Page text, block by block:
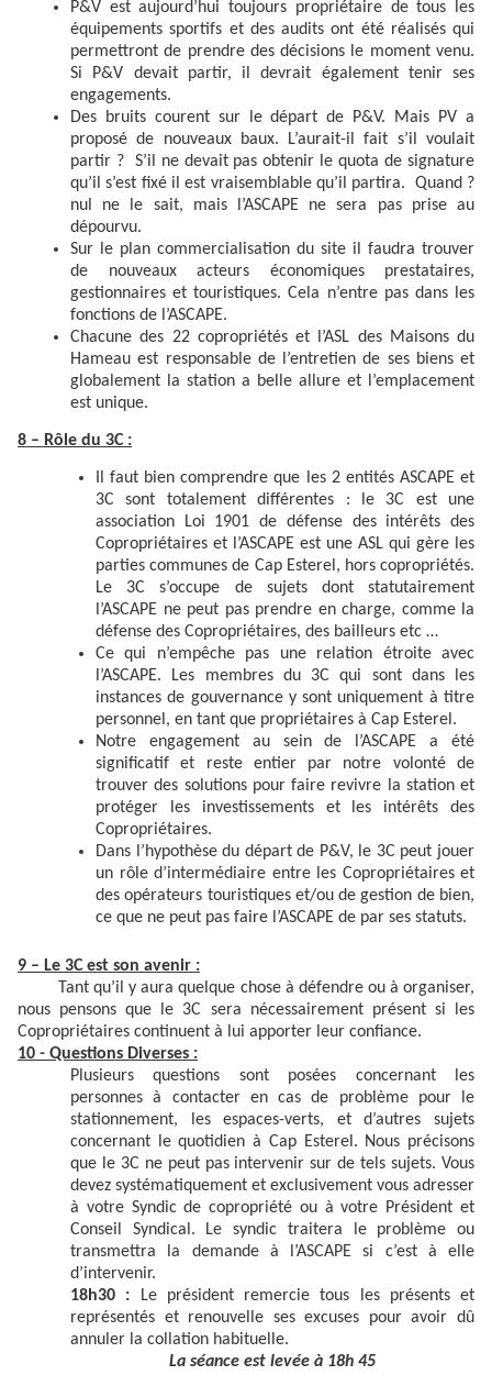
P&V est aujourd’hui toujours propriétaire de tous les
équipements sportifs et des audits ont été réalisés qui
permettront de prendre des décisions le moment venu.
Si P&V devait partir, il devrait également tenir ses
engagements.
Des bruits courent sur le départ de P&V. Mais PV a
proposé de nouveaux baux. L’aurait-il fait s’il voulait
partir ? S’il ne devait pas obtenir le quota de signature
qu’il s’est fixé il est vraisemblable qu’il partira. Quand ?
nul ne le sait, mais l’ASCAPE ne sera pas prise au
dépourvu.
Sur le plan commercialisation du site il faudra trouver
de nouveaux acteurs économiques prestataires,
gestionnaires et touristiques. Cela n’entre pas dans les
fonctions de l’ASCAPE.
Chacune des 22 copropriétés et l’ASL des Maisons du
Hameau est responsable de l’entretien de ses biens et
globalement la station a belle allure et l’emplacement
est unique.
8 – Rôle du 3C :
Il faut bien comprendre que les 2 entités ASCAPE et
3C sont totalement différentes : le 3C est une
association Loi 1901 de défense des intérêts des
Copropriétaires et l’ASCAPE est une ASL qui gère les
parties communes de Cap Esterel, hors copropriétés.
Le 3C s’occupe de sujets dont statutairement
l’ASCAPE ne peut pas prendre en charge, comme la
défense des Copropriétaires, des bailleurs etc …
Ce qui n’empêche pas une relation étroite avec
l’ASCAPE. Les membres du 3C qui sont dans les
instances de gouvernance y sont uniquement à titre
personnel, en tant que propriétaires à Cap Esterel.
Notre engagement au sein de l’ASCAPE a été
significatif et reste entier par notre volonté de
trouver des solutions pour faire revivre la station et
protéger les investissements et les intérêts des
Copropriétaires.
Dans l’hypothèse du départ de P&V, le 3C peut jouer
un rôle d’intermédiaire entre les Copropriétaires et
des opérateurs touristiques et/ou de gestion de bien,
ce que ne peut pas faire l’ASCAPE de par ses statuts.
9 – Le 3C est son avenir :
Tant qu’il y aura quelque chose à défendre ou à organiser,
nous pensons que le 3C sera nécessairement présent si les
Copropriétaires continuent à lui apporter leur confiance.
10 - Questions Diverses :
Plusieurs questions sont posées concernant les
personnes à contacter en cas de problème pour le
stationnement, les espaces-verts, et d’autres sujets
concernant le quotidien à Cap Esterel. Nous précisons
que le 3C ne peut pas intervenir sur de tels sujets. Vous
devez systématiquement et exclusivement vous adresser
à votre Syndic de copropriété ou à votre Président et
Conseil Syndical. Le syndic traitera le problème ou
transmettra la demande à l’ASCAPE si c’est à elle
d’intervenir.
18h30 : Le président remercie tous les présents et
représentés et renouvelle ses excuses pour avoir dû
annuler la collation habituelle.
La séance est levée à 18h 45